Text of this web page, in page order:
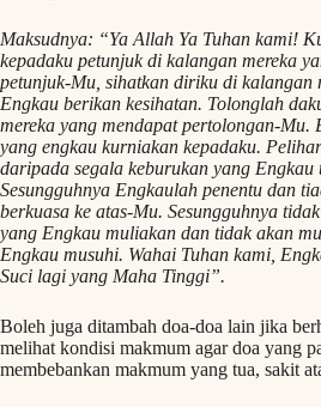
Maksudnya: “Ya Allah Ya Tuhan kami!
kepadaku petunjuk di kalangan mereka
petunjuk-Mu, sihatkan diriku di kalangan
Engkau berikan kesihatan. Tolonglah
mereka yang mendapat pertolongan-Mu.
yang engkau kurniakan kepadaku.
daripada segala keburukan yang Engkau
Sesungguhnya Engkaulah penentu dan
berkuasa ke atas-Mu. Sesungguhnya
yang Engkau muliakan dan tidak akan
Engkau musuhi. Wahai Tuhan kami,
Suci lagi yang Maha Tinggi”.
Boleh juga ditambah doa-doa lain jika
melihat kondisi makmum agar doa yang
membebankan makmum yang tua, sakit